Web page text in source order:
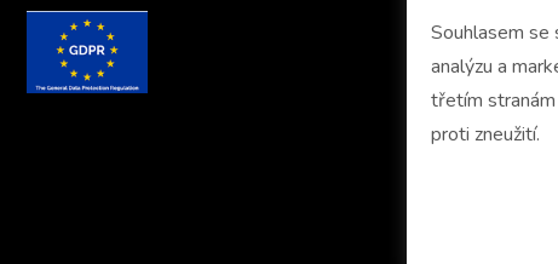
Souhlasem se
analýzu a marketing
třetím
proti zneužití.